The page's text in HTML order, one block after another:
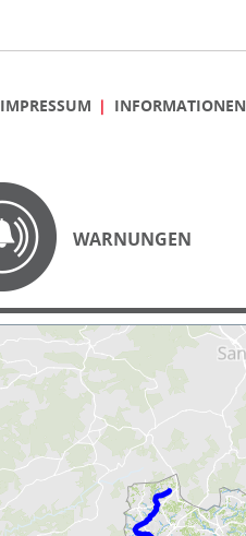
IMPRESSUM INFORMATIONEN
WARNUNGEN